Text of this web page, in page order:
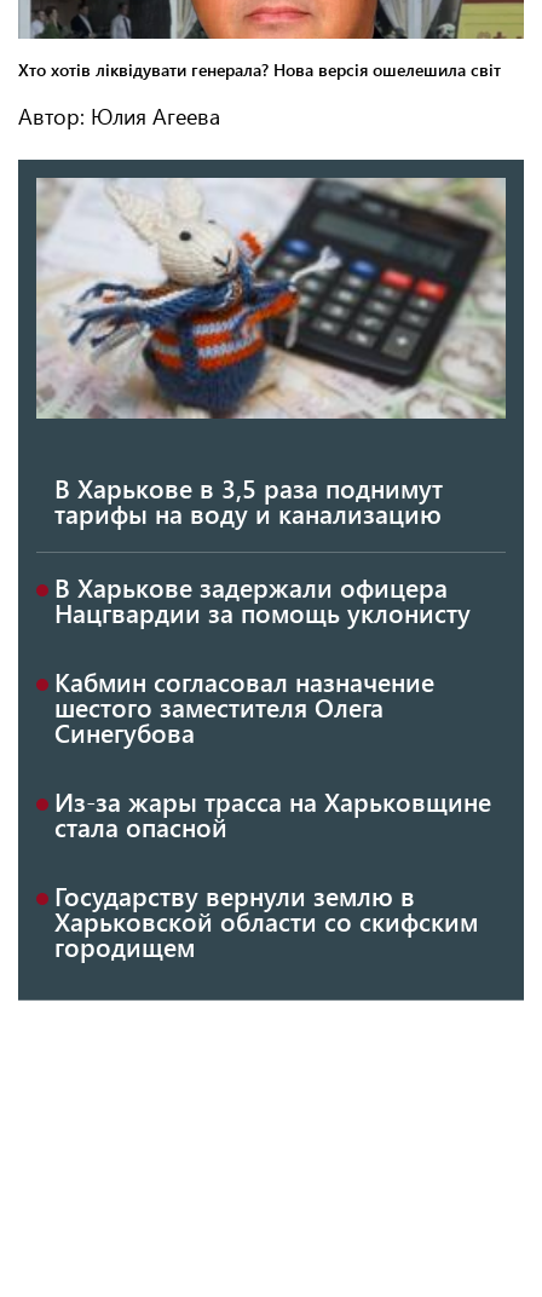
Автор: Юлия Агеева
В Харькове в 3,5 раза поднимут
тарифы на воду и канализацию
В Харькове задержали офицера
Нацгвардии за помощь уклонисту
Кабмин согласовал назначение
шестого заместителя Олега
Синегубова
Из-за жары трасса на Харьковщине
стала опасной
Государству вернули землю в
Харьковской области со скифским
городищем